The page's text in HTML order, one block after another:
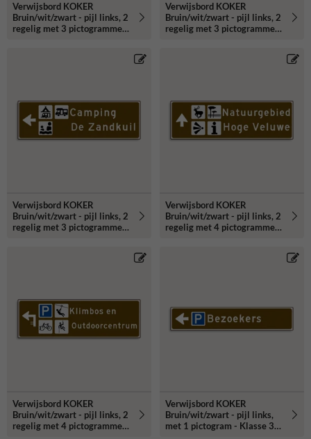
Verwijsbord KOKER
Bruin/wit/zwart - pijl links, 2
regelig met 3 pictogrammen
Verwijsbord KOKER
Bruin/wit/zwart - pijl links, 2
regelig met 3 pictogrammen
Verwijsbord KOKER
Bruin/wit/zwart - pijl links, 2
regelig met 3 pictogrammen
Verwijsbord KOKER
Bruin/wit/zwart - pijl links, 2
regelig met 4 pictogrammen
Verwijsbord KOKER
Bruin/wit/zwart - pijl links, 2
regelig met 4 pictogrammen
Verwijsbord KOKER
Bruin/wit/zwart - pijl links,
met 1 pictogram - Klasse 3